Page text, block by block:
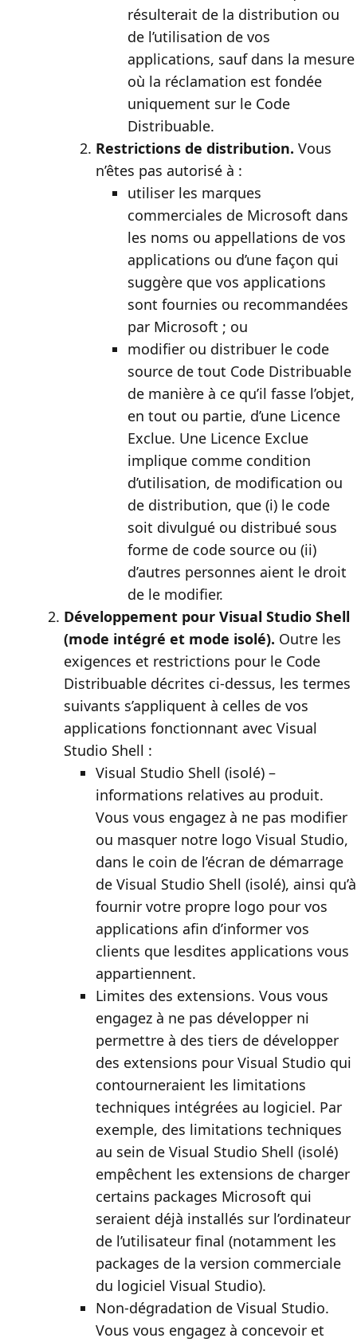
résulterait de la distribution ou
de l’utilisation de vos
applications, sauf dans la mesure
où la réclamation est fondée
uniquement sur le Code
Distribuable.
Restrictions de distribution. Vous
n’êtes pas autorisé à :
utiliser les marques
commerciales de Microsoft dans
les noms ou appellations de vos
applications ou d’une façon qui
suggère que vos applications
sont fournies ou recommandées
par Microsoft ; ou
modifier ou distribuer le code
source de tout Code Distribuable
de manière à ce qu’il fasse l’objet,
en tout ou partie, d’une Licence
Exclue. Une Licence Exclue
implique comme condition
d’utilisation, de modification ou
de distribution, que (i) le code
soit divulgué ou distribué sous
forme de code source ou (ii)
d’autres personnes aient le droit
de le modifier.
Développement pour Visual Studio Shell
(mode intégré et mode isolé). Outre les
exigences et restrictions pour le Code
Distribuable décrites ci-dessus, les termes
suivants s’appliquent à celles de vos
applications fonctionnant avec Visual
Studio Shell :
Visual Studio Shell (isolé) –
informations relatives au produit.
Vous vous engagez à ne pas modifier
ou masquer notre logo Visual Studio,
dans le coin de l’écran de démarrage
de Visual Studio Shell (isolé), ainsi qu’à
fournir votre propre logo pour vos
applications afin d’informer vos
clients que lesdites applications vous
appartiennent.
Limites des extensions. Vous vous
engagez à ne pas développer ni
permettre à des tiers de développer
des extensions pour Visual Studio qui
contourneraient les limitations
techniques intégrées au logiciel. Par
exemple, des limitations techniques
au sein de Visual Studio Shell (isolé)
empêchent les extensions de charger
certains packages Microsoft qui
seraient déjà installés sur l’ordinateur
de l’utilisateur final (notamment les
packages de la version commerciale
du logiciel Visual Studio).
Non-dégradation de Visual Studio.
Vous vous engagez à concevoir et